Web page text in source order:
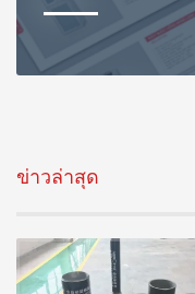
ข่าวล่าสุด